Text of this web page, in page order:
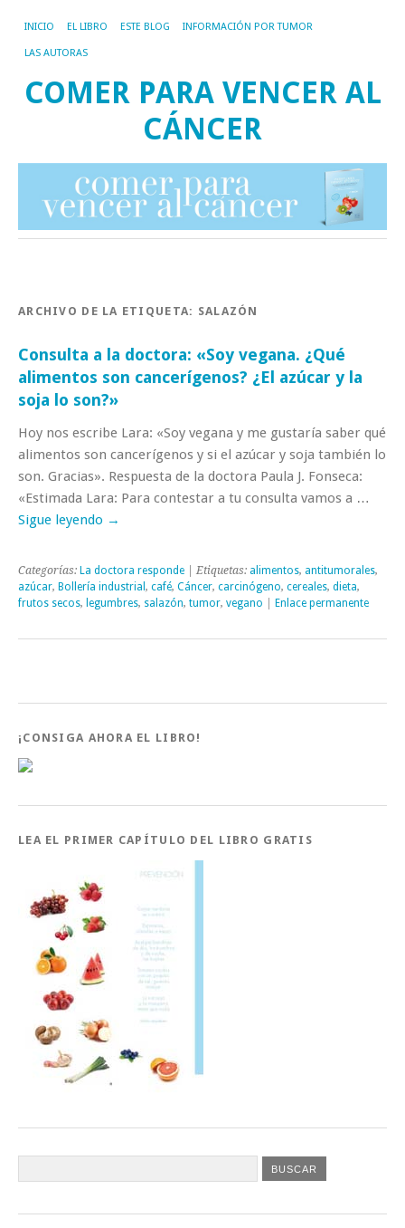
INICIO EL LIBRO ESTE BLOG INFORMACIÓN POR TUMOR
LAS AUTORAS
COMER PARA VENCER AL
CÁNCER
ARCHIVO DE LA ETIQUETA: SALAZÓN
Consulta a la doctora: «Soy vegana. ¿Qué
alimentos son cancerígenos? ¿El azúcar y la
soja lo son?»
Hoy nos escribe Lara: «Soy vegana y me gustaría saber qué
alimentos son cancerígenos y si el azúcar y soja también lo
son. Gracias». Respuesta de la doctora Paula J. Fonseca:
«Estimada Lara: Para contestar a tu consulta vamos a …
Sigue leyendo →
Categorías: La doctora responde | Etiquetas: alimentos, antitumorales,
azúcar, Bollería industrial , café, Cáncer, carcinógeno, cereales, dieta,
frutos secos, legumbres, salazón, tumor, vegano Enlace permanente
¡CONSIGA AHORA EL LIBRO!
LEA EL PRIMER CAPÍTULO DEL LIBRO GRATIS